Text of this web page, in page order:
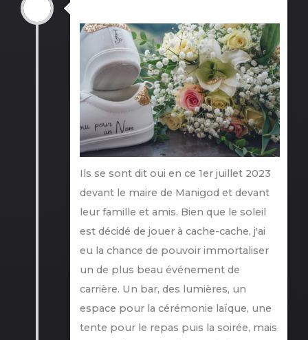
Ils se sont dit oui en ce 1er juillet 2023
devant le maire de Manigod et devant
leur famille et amis. Bien que le soleil
est décidé de jouer à cache-cache, j'ai
eu la chance de pouvoir immortaliser
un de plus beau événement de
carrière. Un bar, des lumières, un
espace pour la cérémonie laïque, une
tente pour le repas puis la soirée, mais